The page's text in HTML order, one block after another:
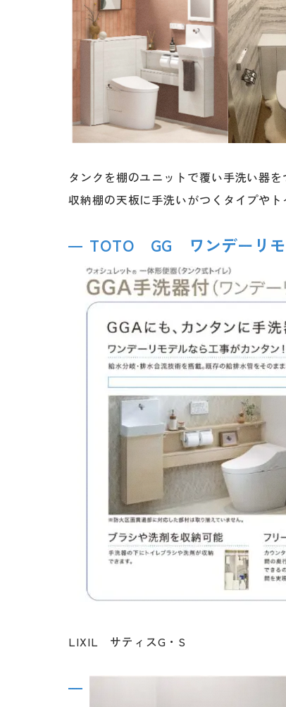
タンクを棚のユニットで覆い手洗い器を
収納棚の天板に手洗いがつくタイプや
TOTO GG ワンデーリ
LIXIL サティスG・S